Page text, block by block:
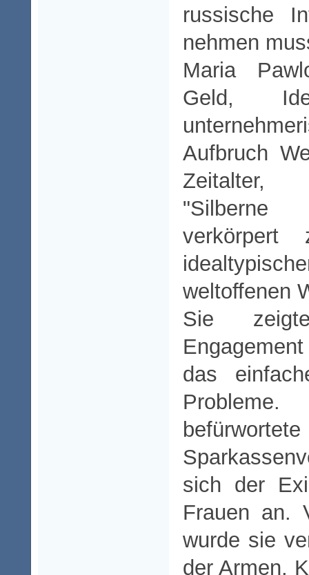
russische
nehmen
Maria
Geld,
Aufbruch
Zeitalter,
weltoffenen
Sie
das
sich der
Frauen an.
wurde sie
der Armen,